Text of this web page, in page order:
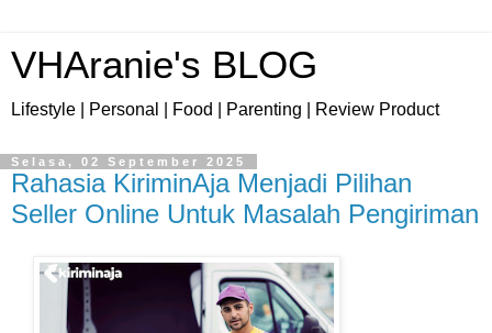
VHAranie's BLOG
Lifestyle | Personal | Food | Parenting | Review Product
Selasa, 02 September 2025
Rahasia KiriminAja Menjadi Pilihan
Seller Online Untuk Masalah Pengiriman